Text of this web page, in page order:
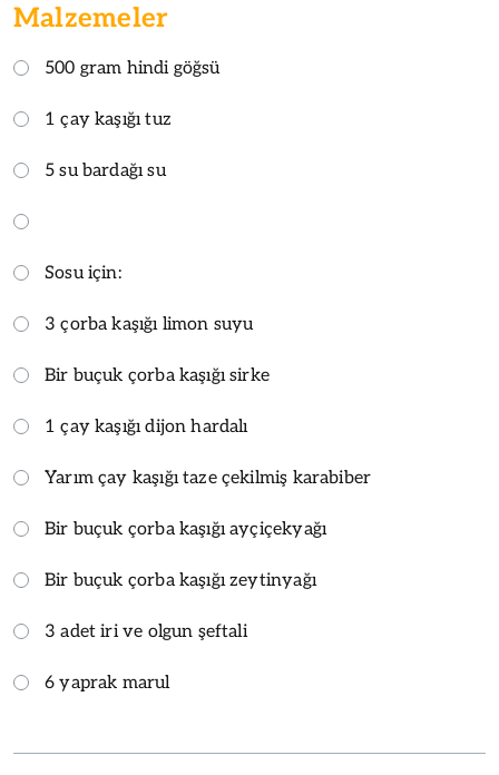
Malzemeler
500 gram hindi göğsü
1 çay kaşığı tuz
5 su bardağı su
Sosu için:
3 çorba kaşığı limon suyu
Bir buçuk çorba kaşığı sirke
1 çay kaşığı dijon hardalı
Yarım çay kaşığı taze çekilmiş karabiber
Bir buçuk çorba kaşığı ayçiçekyağı
Bir buçuk çorba kaşığı zeytinyağı
3 adet iri ve olgun şeftali
6 yaprak marul